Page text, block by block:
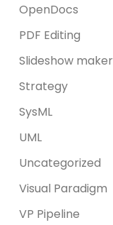
OpenDocs
PDF Editing
Slideshow maker
Strategy
SysML
UML
Uncategorized
Visual Paradigm
VP Pipeline